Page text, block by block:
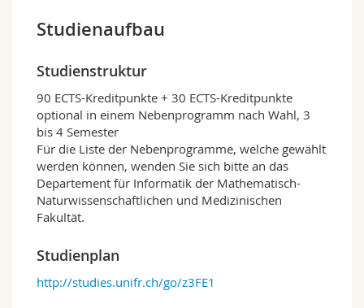
Dieses Studienprogramm der Universität
Science in Computer Science
von den Universitäten Freiburg, Bern und
Neuenburg gemeinsam angeboten wird. Der
Joint Master ermöglicht es Absolventinnen und
Absolventen eines Bachelorstudienprogramms
in Informatik oder eines verwandten
Fachbereichs, ihre Informatikkenntnisse weiter
auszubauen. Die Studierenden arbeiten eng mit
mindestens einer Forschungsgruppe der drei
beteiligten Institute zusammen. Dieses
angelegtes und gut strukturiertes Programm,
das sich auf moderne Ausbildungskonzepte
stützt. Es kombiniert die Stärken der drei
Studienaufbau
Studienstruktur
90 ECTS-Kreditpunkte + 30 ECTS-Kreditpunkte
optional in einem Nebenprogramm nach Wahl, 3
bis 4 Semester
Für die Liste der Nebenprogramme, welche gewählt
werden können, wenden Sie sich bitte an das
Departement für Informatik der Mathematisch-
Naturwissenschaftlichen und Medizinischen
Fakultät.
Studienplan
http://studies.unifr.ch/go/z3FE1